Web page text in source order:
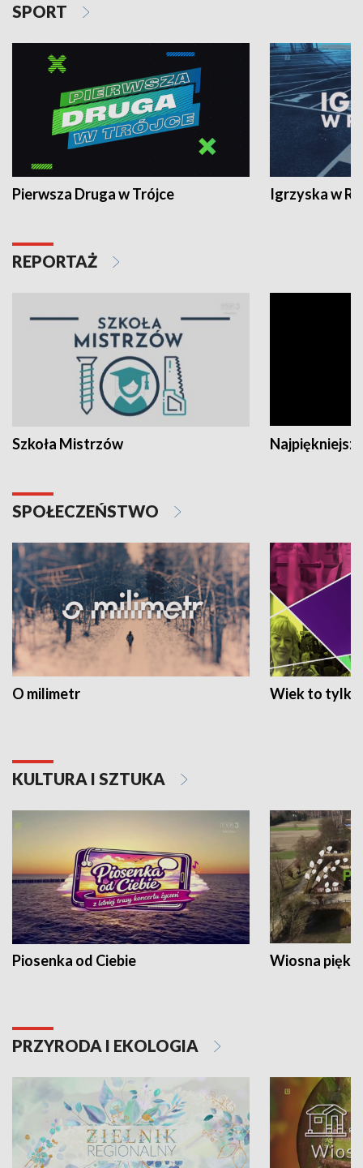
SPORT
Pierwsza Druga w Trójce Igrzyska w
REPORTAŻ
Szkoła Mistrzów
SPOŁECZEŃSTWO
O milimetr Wiek to tylko
KULTURA I SZTUKA
Piosenka od Ciebie Wiosna
PRZYRODA I EKOLOGIA